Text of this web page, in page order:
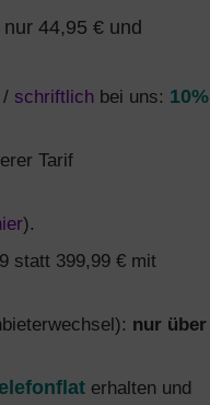
44,95 € und
/ schriftlich bei uns: 10%
Tarif
).
statt 399,99 € mit
nur über
erhalten und